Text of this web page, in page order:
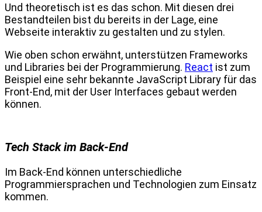
Und theoretisch ist es das schon. Mit diesen drei
Bestandteilen bist du bereits in der Lage, eine
Webseite interaktiv zu gestalten und zu stylen.
Wie oben schon erwähnt, unterstützen Frameworks
und Libraries bei der Programmierung. React ist zum
Beispiel eine sehr bekannte JavaScript Library für das
Front-End, mit der User Interfaces gebaut werden
können.
Tech Stack im Back-End
Im Back-End können unterschiedliche
Programmiersprachen und Technologien zum Einsatz
kommen.